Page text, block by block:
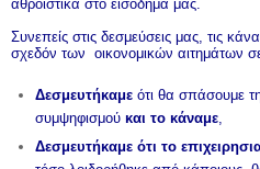
αθροιστικά στο εισόδημά μας.
Συνεπείς στις δεσμεύσεις μας, τις
σχεδόν των οικονομικών αιτημάτων
Δεσμευτήκαμεότι θα σπάσουμε
συμψηφισμούκαι το κάναμε
Δεσμευτήκαμε ότι το